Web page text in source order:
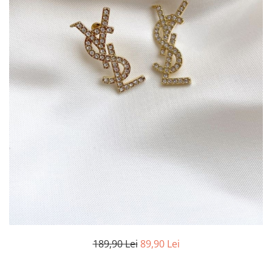
189,90 Lei 89,90 Lei